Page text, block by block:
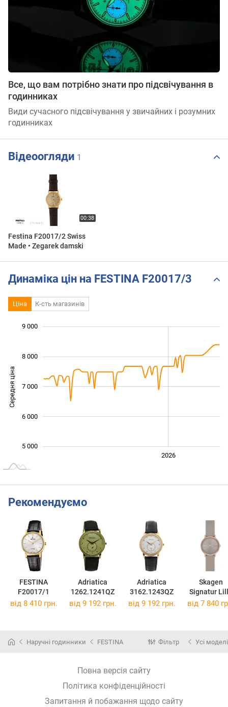
Все, що вам потрібно знати про підсвічування в
годинниках
Види сучасного підсвічування у звичайних і розумних
годинниках
Відеоогляди 1
Festina F20017/2 Swiss
Made • Zegarek damski
Динаміка цін на FESTINA F20017/3
Ціна К-сть магазинів
Середня ціна 5 500
5 000
6 000
7 000
8 000
9 000
2026
Рекомендуємо
FESTINA
F20017/1
Adriatica
1262.1241QZ
Adriatica
3162.1243QZ
Skagen
Signatur
SKW3060
від 8 410 грн. від 9 192 грн. від 9 192 грн. від 7 840
Наручні годинники FESTINA Фільтр Усі моделі
Повна версія сайту
Політика конфіденційності
Запитання й побажання щодо сайту